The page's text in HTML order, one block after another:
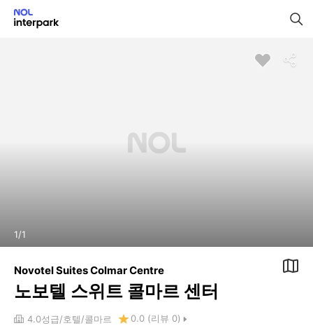
1/1
Novotel Suites Colmar Centre
노보텔 스위트 콜마르 센터
4.0성급 호텔 콜마르 0.0 (리뷰 0)